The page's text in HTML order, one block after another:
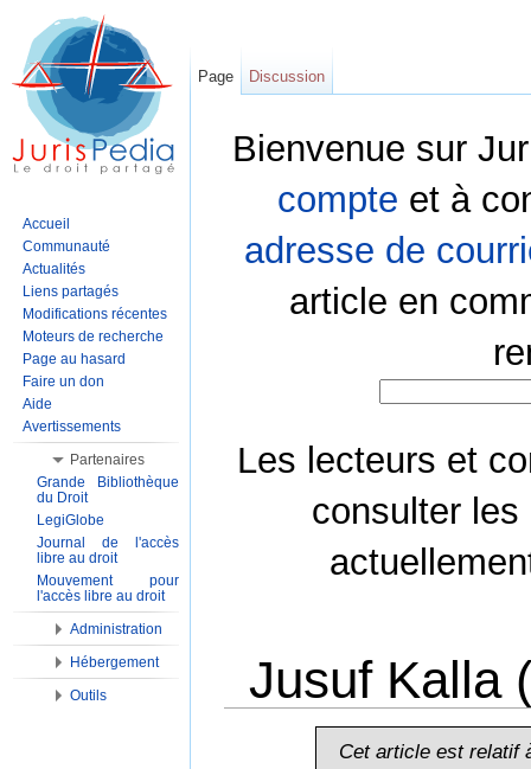
Bienvenue sur
compte et à
adresse de
article en
Les lecteurs et
consulter les
Jusuf Kalla
Cet article est relatif
Page Discussion
Accueil
Communauté
Actualités
Liens partagés
Modifications récentes
Moteurs de recherche
Page au hasard
Faire un don
Aide
Avertissements
Partenaires
Grande Bibliothèque
du Droit
LegiGlobe
Journal de l'accès
libre au droit
Mouvement pour
l'accès libre au droit
Administration
Hébergement
Outils